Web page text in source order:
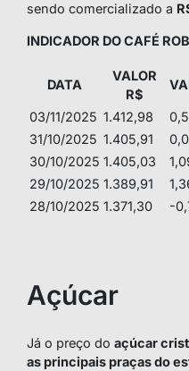
sendo comercializado a
INDICADOR DO CAFÉ
DATA
VALOR
R$
03/11/2025 1.412,98
31/10/2025 1.405,91
30/10/2025 1.405,03
29/10/2025 1.389,91
28/10/2025 1.371,30 -
Açúcar
Já o preço do açúcar
as principais praças do